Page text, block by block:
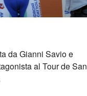
da Gianni Savio e
al Tour de San